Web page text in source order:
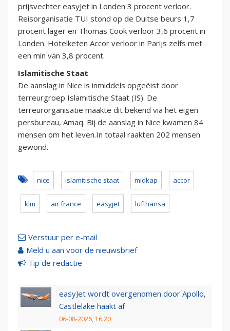
prijsvechter easyJet in Londen 3 procent verloor.
Reisorganisatie TUI stond op de Duitse beurs 1,7
procent lager en Thomas Cook verloor 3,6 procent in
Londen. Hotelketen Accor verloor in Parijs zelfs met
een min van 3,8 procent.
Islamitische Staat
De aanslag in Nice is inmiddels opgeëist door
terreurgroep Islamitische Staat (IS). De
terreurorganisatie maakte dit bekend via het eigen
persbureau, Amaq. Bij de aanslag in Nice kwamen 84
mensen om het leven.In totaal raakten 202 mensen
gewond.
nice islamitische staat midkap accor
klm air france easyjet lufthansa
Verstuur per e-mail
Meld u aan voor de nieuwsbrief
Tip de redactie
easyJet wordt overgenomen door Apollo,
Castlelake haakt af
06-08-2026, 16:20